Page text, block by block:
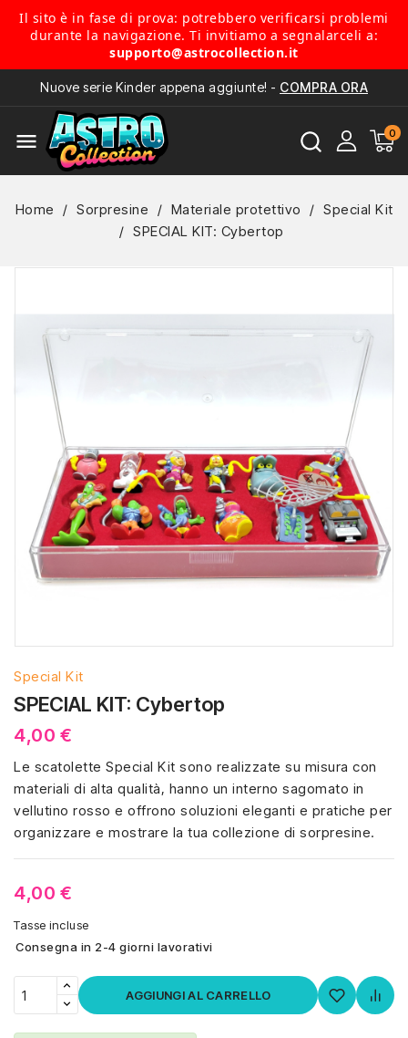
Il sito è in fase di prova: potrebbero verificarsi problemi
durante la navigazione. Ti invitiamo a segnalarceli a:
supporto@astrocollection.it
Nuove serie Kinder appena aggiunte! - COMPRA ORA
menu
Home Sorpresine Materiale protettivo
Special Kit
SPECIAL KIT: Cybertop
Special Kit
SPECIAL KIT: Cybertop
4,00 €
Le scatolette Special Kit sono realizzate su misura con
materiali di alta qualità, hanno un interno sagomato in
vellutino rosso e offrono soluzioni eleganti e pratiche per
organizzare e mostrare la tua collezione di sorpresine.
4,00 €
Tasse incluse
Consegna in 2-4 giorni lavorativi
AGGIUNGI AL CARRELLO